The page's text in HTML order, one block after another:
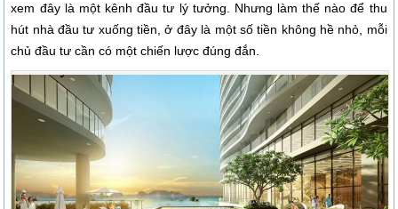
xem đây là một kênh đầu tư lý tưởng. Nhưng làm thế nào để thu
hút nhà đầu tư xuống tiền, ở đây là một số tiền không hề nhỏ, mỗi
chủ đầu tư cần có một chiến lược đúng đắn.